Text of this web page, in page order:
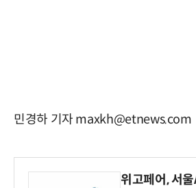
민경하 기자 maxkh@etnews.com
위고페어, 서